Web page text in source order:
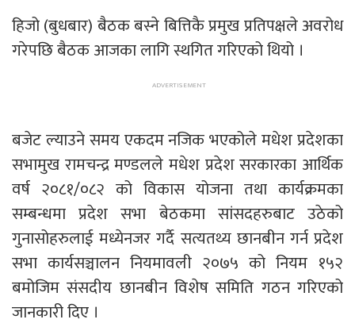
हिजो (बुधबार) बैठक बस्ने बित्तिकै प्रमुख प्रतिपक्षले अवरोध
गरेपछि बैठक आजका लागि स्थगित गरिएको थियो ।
बजेट ल्याउने समय एकदम नजिक भएकोले मधेश प्रदेशका
सभामुख रामचन्द्र मण्डलले मधेश प्रदेश सरकारका आर्थिक
वर्ष २०८१/०८२ को विकास योजना तथा कार्यक्रमका
सम्बन्धमा प्रदेश सभा बेठकमा सांसदहरुबाट उठेको
गुनासोहरुलाई मध्येनजर गर्दै सत्यतथ्य छानबीन गर्न प्रदेश
सभा कार्यसञ्चालन नियमावली २०७५ को नियम १५२
बमोजिम संसदीय छानबीन विशेष समिति गठन गरिएको
जानकारी दिए ।